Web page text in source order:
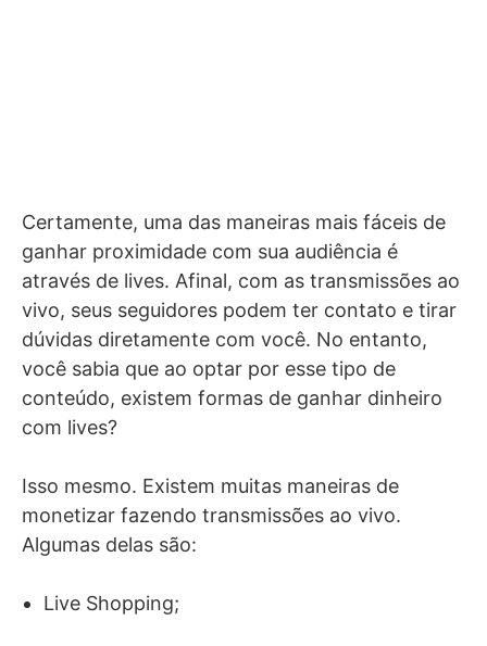
Certamente, uma das maneiras mais fáceis de
ganhar proximidade com sua audiência é
através de lives. Afinal, com as transmissões ao
vivo, seus seguidores podem ter contato e tirar
dúvidas diretamente com você. No entanto,
você sabia que ao optar por esse tipo de
conteúdo, existem formas de ganhar dinheiro
com lives?
Isso mesmo. Existem muitas maneiras de
monetizar fazendo transmissões ao vivo.
Algumas delas são:
Live Shopping;